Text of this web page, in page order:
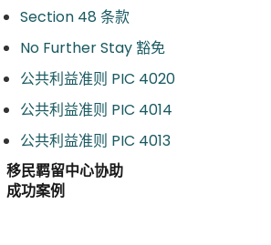
Section 48 条款
No Further Stay 豁免
公共利益准则 PIC 4020
公共利益准则 PIC 4014
公共利益准则 PIC 4013
移民羁留中心协助
成功案例